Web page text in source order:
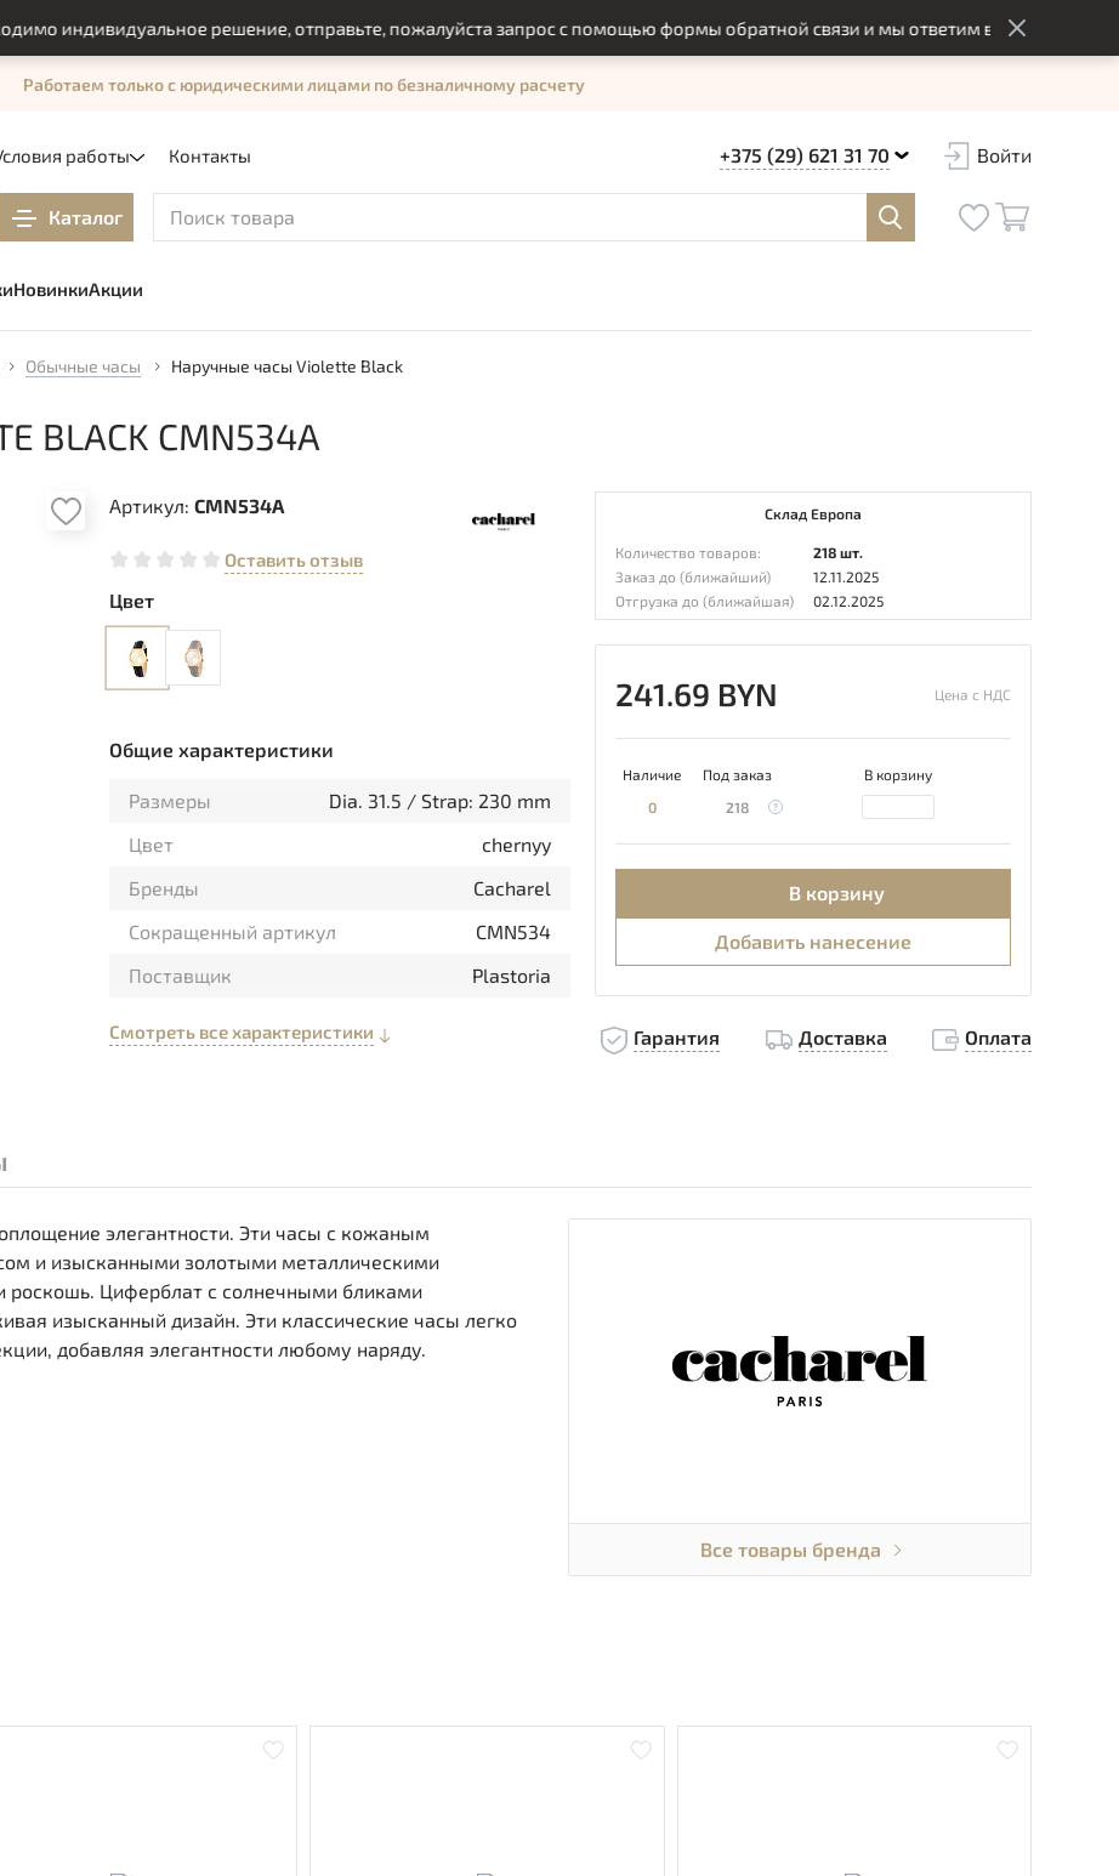
решение, отправьте, пожалуйста запрос с помощью формы обратной связи и мы ответим вам в оптимальный
работы Контакты
Работаем только с юридическими лицами по безналичному расчету
+375 (29) 621 31 70 Войти
Каталог
НовинкиАкции
Обычные часы Наручные часы Violette Black
BLACK CMN534A
Артикул: CMN534A
Оставить отзыв
Цвет
Общие характеристики
Размеры
Dia. 31.5 / Strap: 230 mm
Цвет
chernyy
Бренды
Cacharel
Сокращенный артикул
CMN534
Поставщик
Plastoria
Смотреть все характеристики
Склад Европа
Количество товаров:
218 шт.
Заказ до (ближайший)
12.11.2025
Отгрузка до (ближайшая)
02.12.2025
241.69 BYN Цена с НДС
Наличие Под заказ
В корзину
0
218
В корзину
Добавить нанесение
Гарантия Доставка Оплата
элегантности. Эти часы с кожаным
и изысканными золотыми металлическими
Циферблат с солнечными бликами
изысканный дизайн. Эти классические часы легко
добавляя элегантности любому наряду.
Все товары бренда